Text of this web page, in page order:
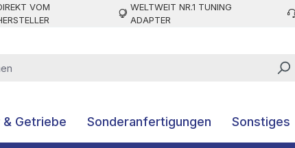
VOM
WELTWEIT NR.1 TUNING
ADAPTER
Getriebe Sonderanfertigungen Sonstiges